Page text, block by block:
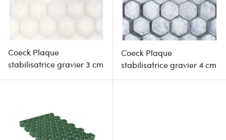
Coeck Plaque
stabilisatrice gravier 3 cm
Coeck Plaque
stabilisatrice gravier 4 cm